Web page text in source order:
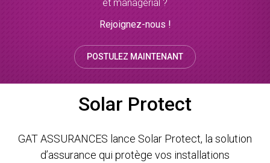
et managérial ?
Rejoignez-nous !
POSTULEZ MAINTENANT
Solar Protect
GAT ASSURANCES lance Solar Protect, la solution
d’assurance qui protège vos installations